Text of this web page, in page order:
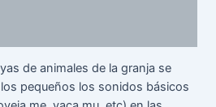
de animales de la granja se
pequeños los sonidos básicos